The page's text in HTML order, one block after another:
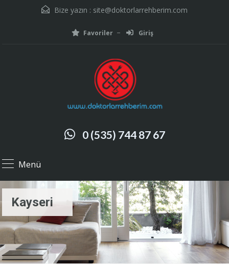
Bize yazın : site@doktorlarrehberim.com
Favoriler Giriş
0 (535) 744 87 67
Menü
Kayseri